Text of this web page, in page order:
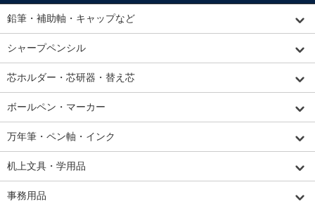
鉛筆・補助軸・キャップなど
シャープペンシル
芯ホルダー・芯研器・替え芯
ボールペン・マーカー
万年筆・ペン軸・インク
机上文具・学用品
事務用品